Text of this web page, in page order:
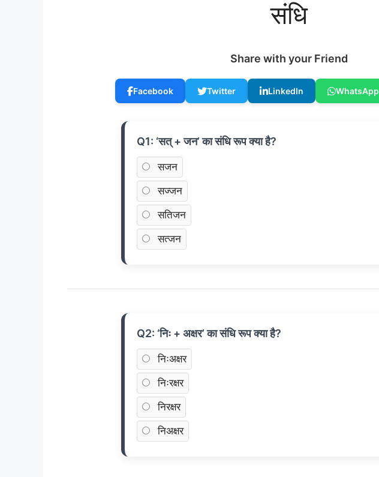
संधि
Share with your Friend
Facebook Twitter LinkedIn WhatsApp
Q1: ‘सत् + जन’ का संधि रूप क्या है?
सजन
सज्जन
सतिजन
सत्जन
Q2: ‘निः + अक्षर’ का संधि रूप क्या है?
निःअक्षर
निःरक्षर
निरक्षर
निअक्षर